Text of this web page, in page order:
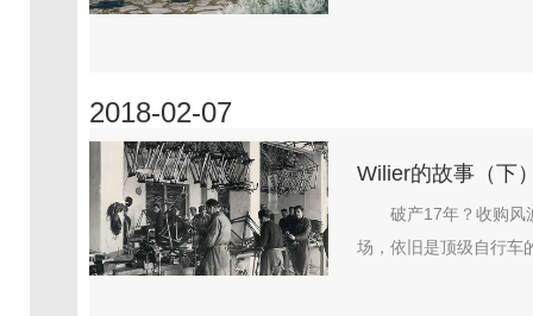
2018-02-07
Wilier的故事（下
破产17年？收购风
场，依旧是顶级自行车